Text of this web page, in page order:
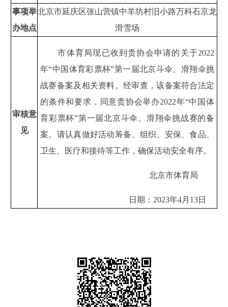
事项举
办地点
北京市延庆区张山营镇中羊坊村旧小路万科石京龙
滑雪场
审核意
见
市体育局现已收到贵协会申请的关于2022
年“中国体育彩票杯”第一届北京斗伞、滑翔伞挑
战赛备案及相关资料。经审查，该备案符合法定
的条件和要求，同意贵协会举办2022年“中国体
育彩票杯”第一届北京斗伞、滑翔伞挑战赛的备
案。请认真做好活动筹备、组织、安保、食品、
卫生、医疗和接待等工作，确保活动安全有序。
北京市体育局
日期：2023年4月13日